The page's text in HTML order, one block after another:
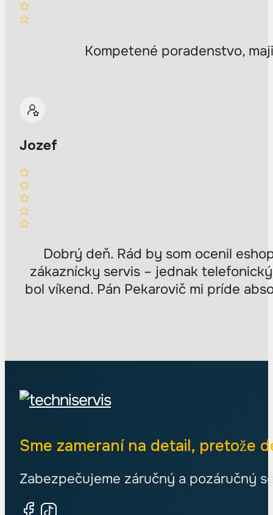
Kompetené poradenstvo,
Jozef
Dobrý deň. Rád by som ocenil
zákaznícky servis – jednak
bol víkend. Pán Pekarovič mi príde
Sme zameraní na detail, pretože
Zabezpečujeme záručný a pozáručný